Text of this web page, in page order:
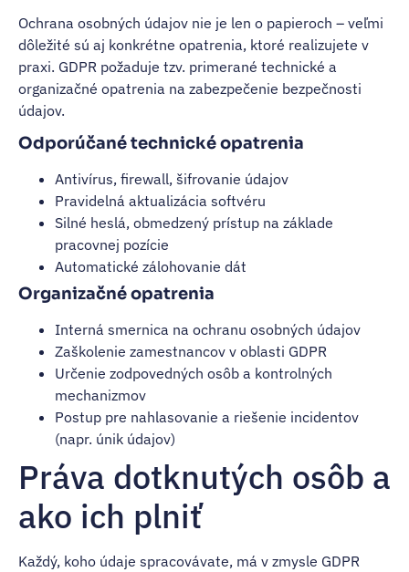
Ochrana osobných údajov nie je len o papieroch – veľmi
dôležité sú aj konkrétne opatrenia, ktoré realizujete v
praxi. GDPR požaduje tzv. primerané technické a
organizačné opatrenia na zabezpečenie bezpečnosti
údajov.
Odporúčané technické opatrenia
Antivírus, firewall, šifrovanie údajov
Pravidelná aktualizácia softvéru
Silné heslá, obmedzený prístup na základe
pracovnej pozície
Automatické zálohovanie dát
Organizačné opatrenia
Interná smernica na ochranu osobných údajov
Zaškolenie zamestnancov v oblasti GDPR
Určenie zodpovedných osôb a kontrolných
mechanizmov
Postup pre nahlasovanie a riešenie incidentov
(napr. únik údajov)
Práva dotknutých osôb a
ako ich plniť
Každý, koho údaje spracovávate, má v zmysle GDPR